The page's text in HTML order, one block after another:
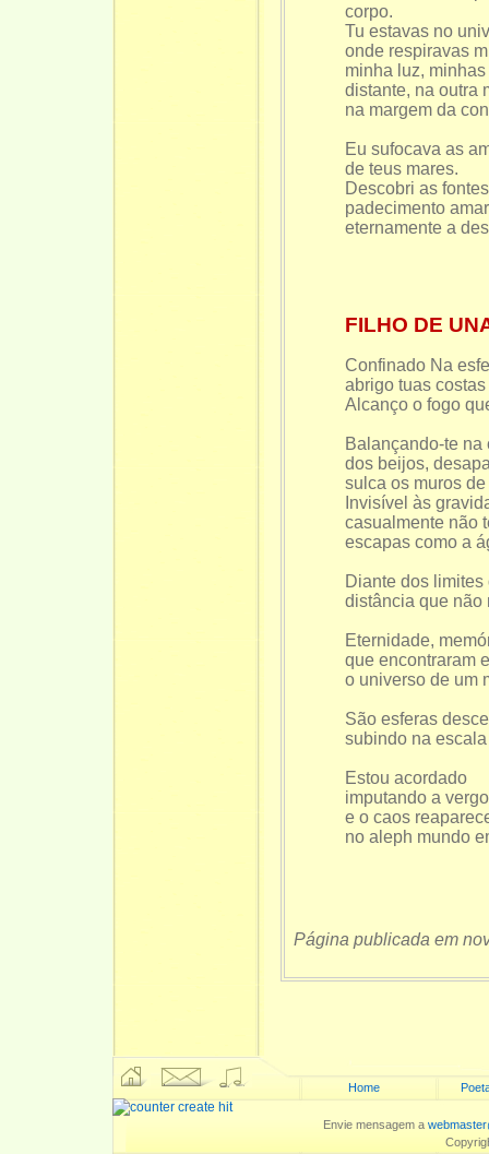
corpo.
Tu estavas no
onde respiravas
minha luz,
distante, na outra
na margem da
Eu sufocava as
de teus mares.
Descobri as
padecimento
eternamente a
FILHO DE
Confinado Na
abrigo tuas
Alcanço o fogo
Balançando-te na
dos beijos,
sulca os muros
Invisível às
casualmente não
escapas como a
Diante dos
distância que não
Eternidade,
que encontraram
o universo de um
São esferas
subindo na
Estou acordado
imputando a
e o caos
no aleph mundo
Página publicada em
Home
Envie mensagem a